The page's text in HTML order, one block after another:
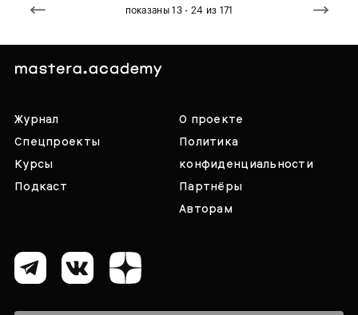
показаны 13 - 24 из 171
Журнал
Спецпроекты
Курсы
Подкаст
О проекте
Политика
конфиденциальности
Партнёры
Авторам